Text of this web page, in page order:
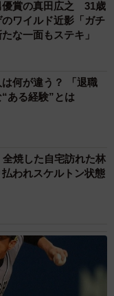
優賞の真田広之 31歳
ワイルド近影「ガチ
な一面もステキ」
何が違う？ 「退職
ある経験”とは
全焼した自宅訪れた林
われスケルトン状態